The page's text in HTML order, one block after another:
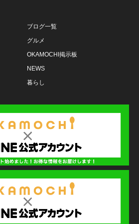
ブログ一覧
グルメ
OKAMOCHI掲示板
NEWS
暮らし